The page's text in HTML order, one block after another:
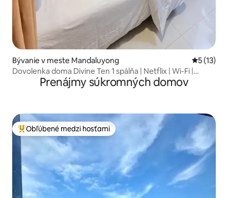
Bývanie v meste Mandaluyong
5 (13)
Dovolenka doma Divine Ten 1 spálňa | Netflix | Wi-Fi |
Prenájmy súkromných domov
Najobľúbenejšie medzi hosťami
Obľúbené medzi hosťami